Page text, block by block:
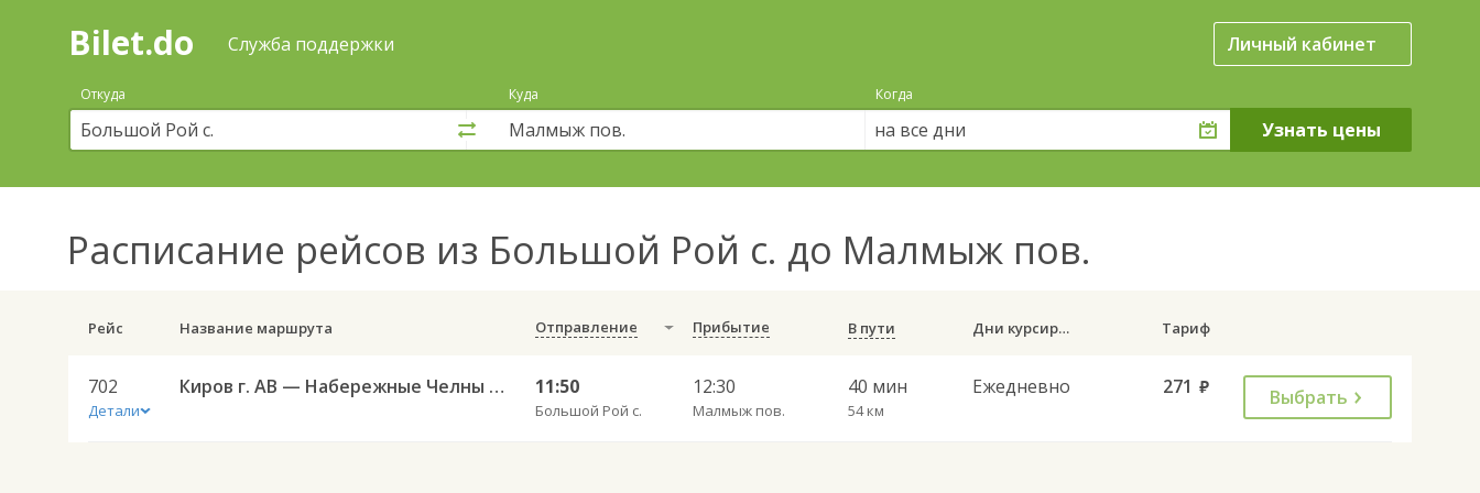
Поиск
покупка
билетов
автобус
онлайн
Bilet.do Служба поддержки Личный кабинет
Откуда Куда Когда
на все дни
Расписание рейсов из Большой Рой с. до Малмыж пов.
Рейс Название маршрута Отправление Прибытие В пути Дни курсирования Тариф
702
Детали
Киров г. АВ — Набережные Челны АВ 702 11:50
Большой Рой с.
12:30
Малмыж пов.
40 мин
54 км
Ежедневно 271 руб. Выбрать